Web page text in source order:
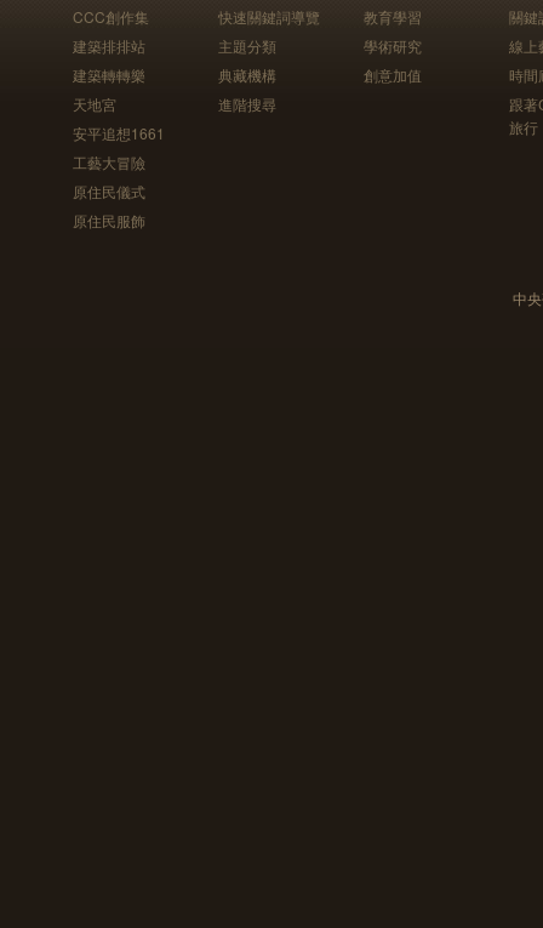
CCC創作集
建築排排站
建築轉轉樂
天地宮
安平追想1661
工藝大冒險
原住民儀式
原住民服飾
快速關鍵詞導覽
主題分類
典藏機構
進階搜尋
教育學習
學術研究
創意加值
關鍵
線上
時間
跟
旅行
中